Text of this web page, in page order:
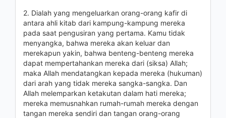
2. Dialah yang mengeluarkan orang-orang kafir di
antara ahli kitab dari kampung-kampung mereka
pada saat pengusiran yang pertama. Kamu tidak
menyangka, bahwa mereka akan keluar dan
merekapun yakin, bahwa benteng-benteng mereka
dapat mempertahankan mereka dari (siksa) Allah;
maka Allah mendatangkan kepada mereka (hukuman)
dari arah yang tidak mereka sangka-sangka. Dan
Allah melemparkan ketakutan dalam hati mereka;
mereka memusnahkan rumah-rumah mereka dengan
tangan mereka sendiri dan tangan orang-orang